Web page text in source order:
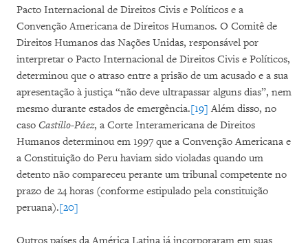
Pacto Internacional de Direitos Civis e Políticos e a
Convenção Americana de Direitos Humanos. O Comitê de
Direitos Humanos das Nações Unidas, responsável por
interpretar o Pacto Internacional de Direitos Civis e Políticos,
determinou que o atraso entre a prisão de um acusado e a sua
apresentação à justiça “não deve ultrapassar alguns dias”, nem
mesmo durante estados de emergência.[19] Além disso, no
caso Castillo-Páez, a Corte Interamericana de Direitos
Humanos determinou em 1997 que a Convenção Americana e
a Constituição do Peru haviam sido violadas quando um
detento não compareceu perante um tribunal competente no
prazo de 24 horas (conforme estipulado pela constituição
peruana).[20]